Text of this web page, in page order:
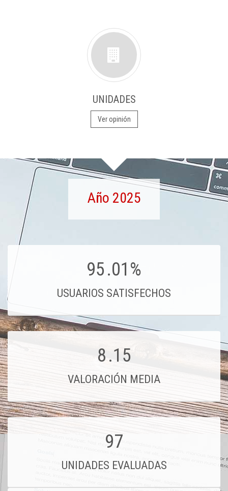
UNIDADES
Ver opinión
Año 2025
95.01%
USUARIOS SATISFECHOS
8.15
VALORACIÓN MEDIA
97
UNIDADES EVALUADAS